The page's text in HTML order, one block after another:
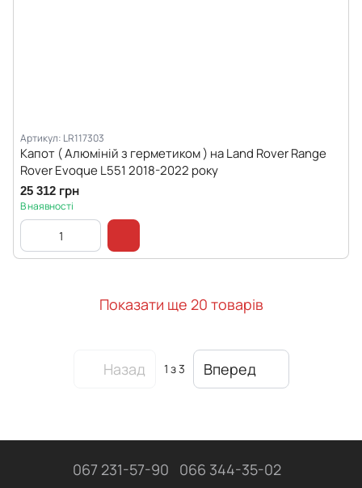
Артикул: LR117303
Капот ( Алюміній з герметиком ) на Land Rover Range
Rover Evoque L551 2018-2022 року
25 312 грн
В наявності
Показати ще 20 товарів
Назад 1 з 3 Вперед
067 231-57-90 066 344-35-02